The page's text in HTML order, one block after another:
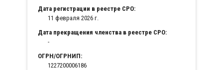
Дата регистрации в реестре СРО:
11 февраля 2026 г.
Дата прекращения членства в реестре СРО:
-
ОГРН/ОГРНИП:
1227200006186